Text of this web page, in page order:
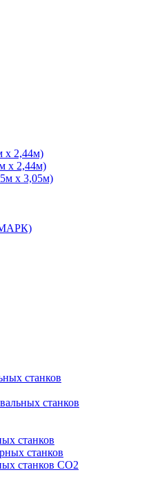
х 2,44м)
х 2,44м)
х 3,05м)
станков
станков
станков
станков
станков CO2